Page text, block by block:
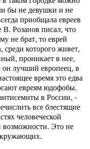
бы не девушки и не
приобщала евреев
В. Розанов писал, что
не брат, то еврей
среди которого живет,
проникает в нее,
он лучший европеец, в
время это едва
евреям юдофобы.
в России, -
все блестящие
человеческой
возможности. Это не